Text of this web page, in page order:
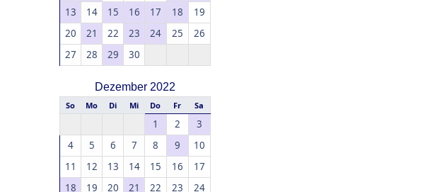
13
14 15 16 17 18
19
20
21 22 23 24 25
26
27
28 29 30
Dezember 2022
So Mo Di Mi Do Fr Sa
1 2
3
4
5 6 7 8 9
10
11
12 13 14 15 16
17
18
19 20 21 22 23 24